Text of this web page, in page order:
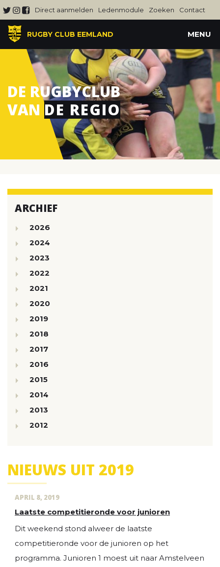
Direct aanmelden Ledenmodule Zoeken Contact
RUGBY CLUB EEMLAND MENU
DE RUGBYCLUB
VAN DE REGIO
ARCHIEF
2026
2024
2023
2022
2021
2020
2019
2018
2017
2016
2015
2014
2013
2012
NIEUWS UIT 2019
APRIL 8, 2019
Laatste competitieronde voor junioren
Dit weekend stond alweer de laatste
competitieronde voor de junioren op het
programma. Junioren 1 moest uit naar Amstelveen